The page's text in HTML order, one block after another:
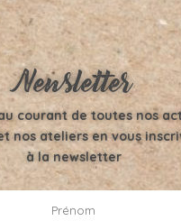
Newsletter
courant de toutes nos
nos ateliers en vous
à la newsletter